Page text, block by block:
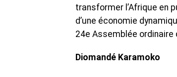
transformer l’Afrique en
d’une économie
24e Assemblée ordinaire
Diomandé Karamoko